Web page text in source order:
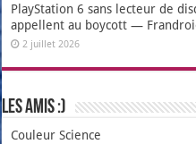
PlayStation 6 sans lecteur de
appellent au boycott —
2 juillet 2026
Les amis :)
Couleur Science